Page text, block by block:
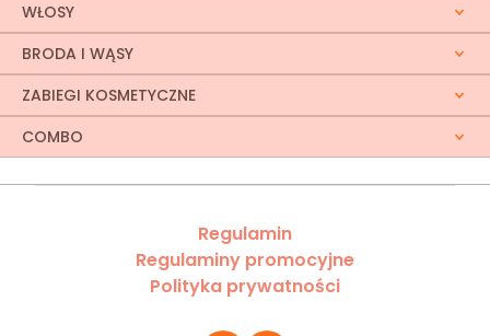
WŁOSY
BRODA I WĄSY
ZABIEGI KOSMETYCZNE
COMBO
Regulamin
Regulaminy promocyjne
Polityka prywatności